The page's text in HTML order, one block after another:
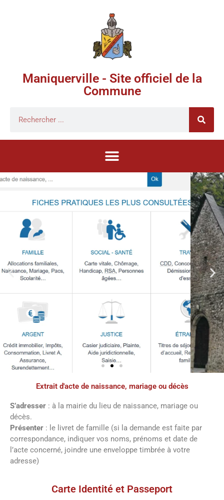
Maniquerville - Site officiel de la
Commune
Démarches
administratives
Faîtes vos démarches en ligne sur notre
site en cliquant sur le bouton ci-dessous
Extrait d'acte de naissance, mariage ou décès
S’adresser : à la mairie du lieu de naissance, mariage ou
décès.
Présenter : le livret de famille (si la demande est faite par
correspondance, indiquer vos noms, prénoms et date de
l’acte concerné, joindre une enveloppe timbrée à votre
adresse)
Carte Identité et Passeport